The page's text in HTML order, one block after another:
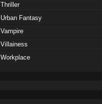
Thriller
Urban Fantasy
Vampire
Villainess
Workplace